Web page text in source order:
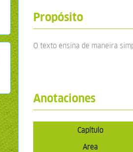
Propósito
O texto ensina de maneira
Anotaciones
Capítulo
Area